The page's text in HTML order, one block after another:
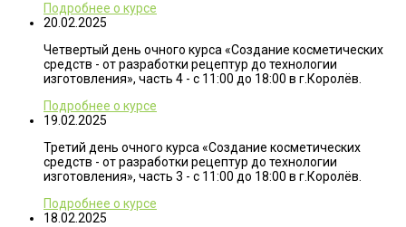
Подробнее о курсе
20.02.2025
Четвертый день очного курса «Создание косметических
средств - от разработки рецептур до технологии
изготовления», часть 4 - с 11:00 до 18:00 в г.Королёв.
Подробнее о курсе
19.02.2025
Третий день очного курса «Создание косметических
средств - от разработки рецептур до технологии
изготовления», часть 3 - с 11:00 до 18:00 в г.Королёв.
Подробнее о курсе
18.02.2025